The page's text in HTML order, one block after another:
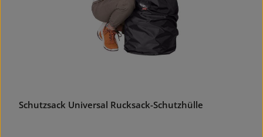
Schutzsack Universal Rucksack-Schutzhülle